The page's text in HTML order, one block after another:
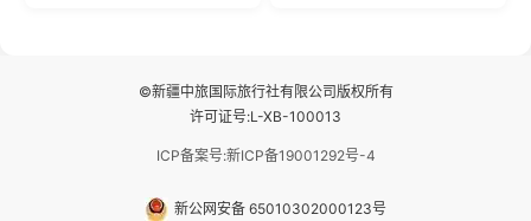
©新疆中旅国际旅行社有限公司版权所有
许可证号:L-XB-100013
ICP备案号:新ICP备19001292号-4
新公网安备 65010302000123号